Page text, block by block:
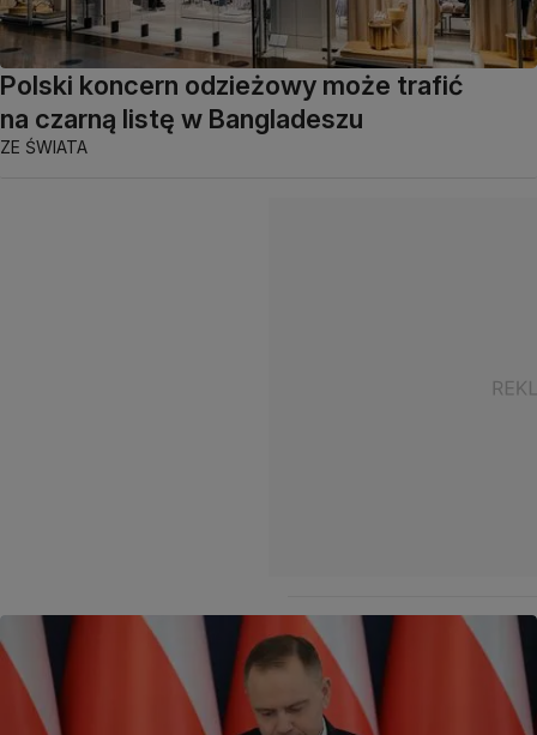
Polski koncern odzieżowy może trafić
na czarną listę w Bangladeszu
ZE ŚWIATA